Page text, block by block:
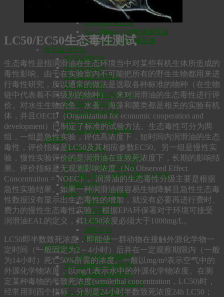
Bio-Fleet液压油
Bio-Ultimax LT低温液压油
HVO防火液压油
Bio-Ultimax1500绝缘液压油
Bio-SynXtra传动液压油
食品级润滑油
食品级齿轮油
食品级液压油
食品级通用润滑油
食品级脱模剂
食品级空压机/冷冻机油
食品级气动工具油
食品级零件清洗剂
食品级铝切削油
食品级金属冲压拉伸油
润滑脂
食品级润滑脂
MaxxLife高温长效润滑脂
Bio-Graphite极压润滑脂
Bio-High Temp 180高温极压润滑脂
高温防卡剂
齿轮、导轨、主轴油
环保齿轮油
真空泵油
空压机油
涡轮机油
凿岩机油
防锈润滑剂
BPL多功能防锈润滑剂
食品级BPL防锈润滑剂
BPL食品级白色润滑剂
Bio-Dry食品级干膜润滑剂
Bio-Blast快速渗透剂
LC50/EC50生态毒性测试
生态毒性是指润滑油在生态环境当中对某些有机生体所造成的
毒性影响。由于在实验室内不可能把所有的野生生物都用来进
行毒性研究，所以通常的做法是选取各种标准的物种（在生物
链中代表着不同级别的物种），来对润滑油的生态毒性进行评
价。对水生生物的鱼、水蚤、海藻和菌类都是相关的实验有机
体，并且OECD（Organization for economic cooperation and
development）已制定了标准的试验方法。生态毒性可分为两
组，一组是急性实验，评估高浓度下，短时间内润滑油的生态
毒性，评价指标是LC50及其相应参数EC50。另一组是慢性实
验，慢性实验评价的是润滑油在亚致死浓度下，长期的影响结
果。评价指标是无观测影响浓度（No Observed Effect
Concentration = NOEC）。润滑油的生态毒性分级主要是根据
急性实验结果。如果一种润滑油很容易生物降解且急性生态毒
性数据没有显示出生态毒性的增加，就没有必要再进行费时、
费力的慢性生态毒性实验。 根据EPA环保署对于环境可接受
润滑油EAL的定义，其LC50浓度必须大于1000mg/L。
LC50即半数致死浓度，即能使一群动物在接触外源化学物一
定时间（一般固定为2～4小时）后并在一定观察期限内（一般
为14小时）死亡50%所需的浓度。一般以mg/m³表示空气中的
外源化学物浓度，以mg/L表示水中的外源化学物浓度。在测
定某种毒物的半致死浓度(semilethal concentration，LC50)时，
经常用到四个指标，分别是24小时半数致死浓度24h LC50；